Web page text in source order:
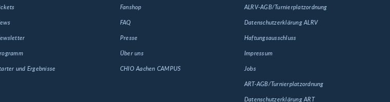
und Ergebnisse
Fanshop
FAQ
Presse
Über uns
CHIO Aachen CAMPUS
ALRV-AGB/Turnierplatzordnung
Datenschutzerklärung ALRV
Haftungsausschluss
Impressum
Jobs
ART-AGB/Turnierplatzordnung
Datenschutzerklärung ART